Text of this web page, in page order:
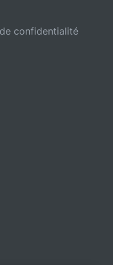
confidentialité